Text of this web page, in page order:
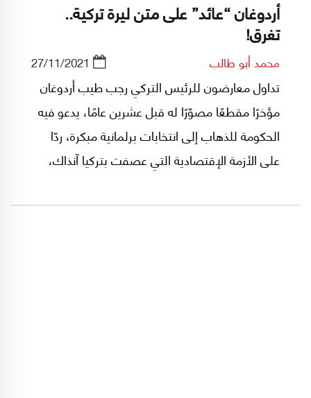
أردوغان “عائد” على متن ليرة تركية..
تغرق!
محمد أبو طالب 27/11/2021
تداول معارضون للرئيس التركي رجب طيب أردوغان
مؤخرًا مقطعًا مصوّرًا له قبل عشرين عامًا، يدعو فيه
الحكومة للذهاب إلى انتخابات برلمانية مبكرة، ردّا
على الأزمة الإقتصادية التي عصفت بتركيا آنذاك،
المعاكس؟